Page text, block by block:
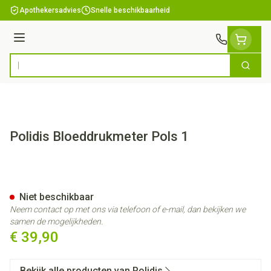
Ga naar de inhoud
Apothekersadvies Snelle beschikbaarheid
Menu
Product, merk, categorie... Zoek
Polidis Bloeddrukmeter Pols 1
€ 39,90
Niet beschikbaar
Neem contact op met ons via telefoon of e-mail, dan bekijken we
samen de mogelijkheden.